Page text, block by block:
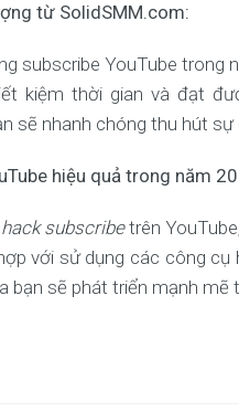
từ SolidSMM.com:
subscribe YouTube trong
kiệm thời gian và đạt
sẽ nhanh chóng thu hút sự
hiệu quả trong năm
hack subscribetrên
với sử dụng các công cụ
bạn sẽ phát triển mạnh mẽ